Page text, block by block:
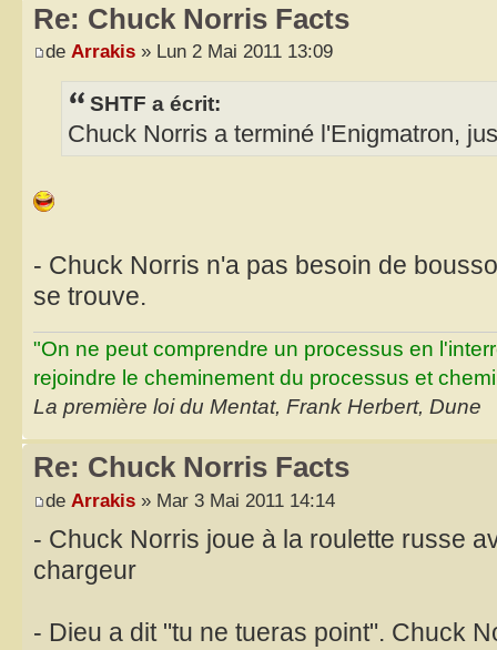
Re: Chuck Norris Facts
de Arrakis » Lun 2 Mai 2011 13:09
SHTF a écrit:
Chuck Norris a terminé l'Enigmatron,
- Chuck Norris n'a pas besoin de
se trouve.
"On ne peut comprendre un processus en
rejoindre le cheminement du processus et
La première loi du Mentat, Frank Herbert, Dune
Re: Chuck Norris Facts
de Arrakis » Mar 3 Mai 2011 14:14
- Chuck Norris joue à la roulette russe
chargeur
- Dieu a dit "tu ne tueras point". Chuck